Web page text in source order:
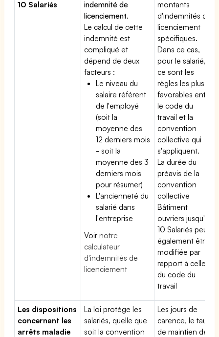
10 Salariés
indemnité de
licenciement.
Le calcul de cette
indemnité est
compliqué et
dépend de deux
facteurs :
Le niveau du
salaire référent
de l'employé
(soit la
moyenne des
12 derniers mois
- soit la
moyenne des 3
derniers mois
pour résumer)
L'ancienneté du
salarié dans
l'entreprise
Voirnotre
calculateur
d'indemnités de
licenciement
montants
d'indemnités de
licenciement
spécifiques.
Dans ce cas,
pour le salarié,
ce sont les
règles les plus
favorables entre
le code du
travail et la
convention
collective qui
s'appliquent.
La durée du
préavis de la
convention
collective
Bâtiment
ouvriers jusqu'à
10 Salariés peut
également être
modifiée par
rapport à celle
du code du
travail
Les dispositions
concernant les
arrêts maladie
La loi protège les
salariés, quelle que
soit la convention
Les jours de
carence, le taux
de maintien de